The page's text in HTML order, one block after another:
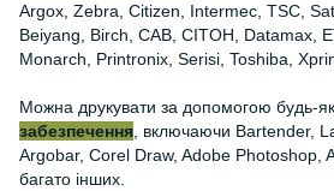
Argox, Zebra, Citizen, Intermec, TSC,
Beiyang, Birch, CAB, CITOH, Datamax,
Monarch, Printronix, Serisi, Toshiba,
Можна друкувати за допомогою будь-
забезпечення , включаючи Bartender,
Argobar, Corel Draw, Adobe Photoshop,
багато інших.